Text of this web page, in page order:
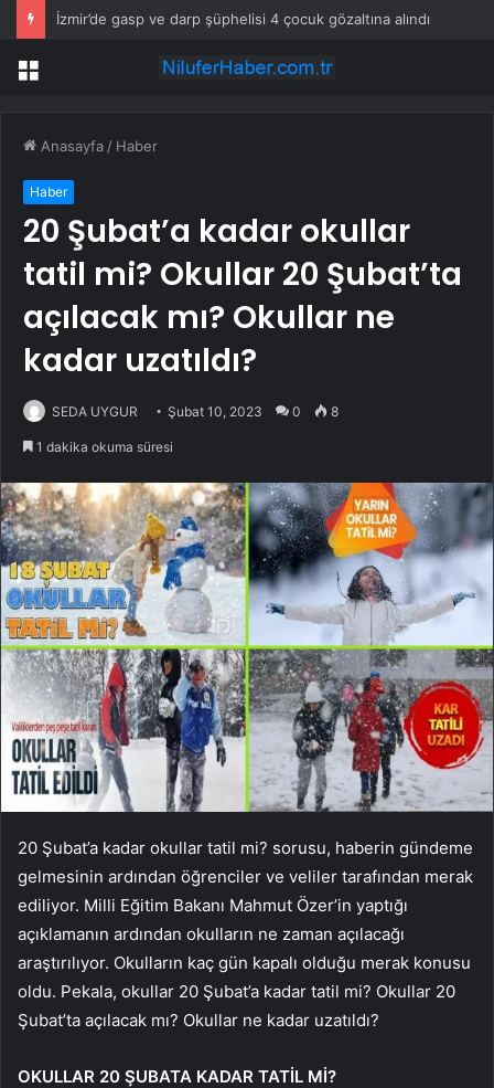
İzmir’de gasp ve darp şüphelisi 4 çocuk gözaltına alındı
Menü
Anasayfa / Haber
Haber
20 Şubat’a kadar okullar
tatil mi? Okullar 20 Şubat’ta
açılacak mı? Okullar ne
kadar uzatıldı?
SEDA UYGUR Şubat 10, 2023 0 8
1 dakika okuma süresi
20 Şubat’a kadar okullar tatil mi? sorusu, haberin gündeme
gelmesinin ardından öğrenciler ve veliler tarafından merak
ediliyor. Milli Eğitim Bakanı Mahmut Özer’in yaptığı
açıklamanın ardından okulların ne zaman açılacağı
araştırılıyor. Okulların kaç gün kapalı olduğu merak konusu
oldu. Pekala, okullar 20 Şubat’a kadar tatil mi? Okullar 20
Şubat’ta açılacak mı? Okullar ne kadar uzatıldı?
OKULLAR 20 ŞUBATA KADAR TATİL Mİ?